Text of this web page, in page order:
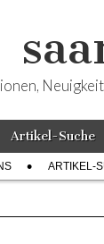
Artikel-Suche
ARTIKEL-